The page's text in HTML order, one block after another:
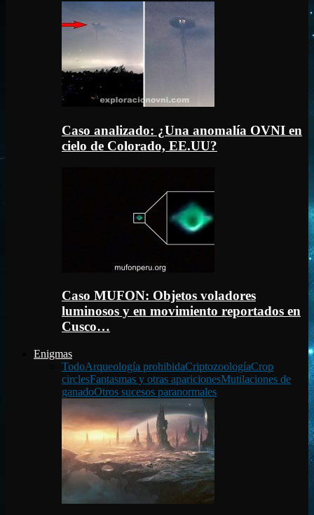
Caso analizado: ¿Una anomalía OVNI en
cielo de Colorado, EE.UU?
Caso MUFON: Objetos voladores
luminosos y en movimiento reportados en
Cusco…
Enigmas
TodoArqueología prohibidaCriptozoologíaCrop
circlesFantasmas y otras aparicionesMutilaciones de
ganadoOtros sucesos paranormales